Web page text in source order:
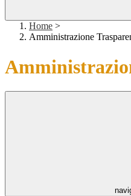
Home >
Amministrazione